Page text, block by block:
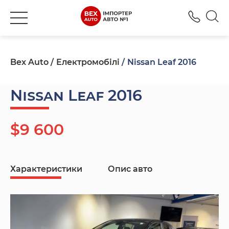
Bex Auto Електромобілі Nissan Leaf 2016
Nissan Leaf 2016
$9 600
Характеристики Опис авто